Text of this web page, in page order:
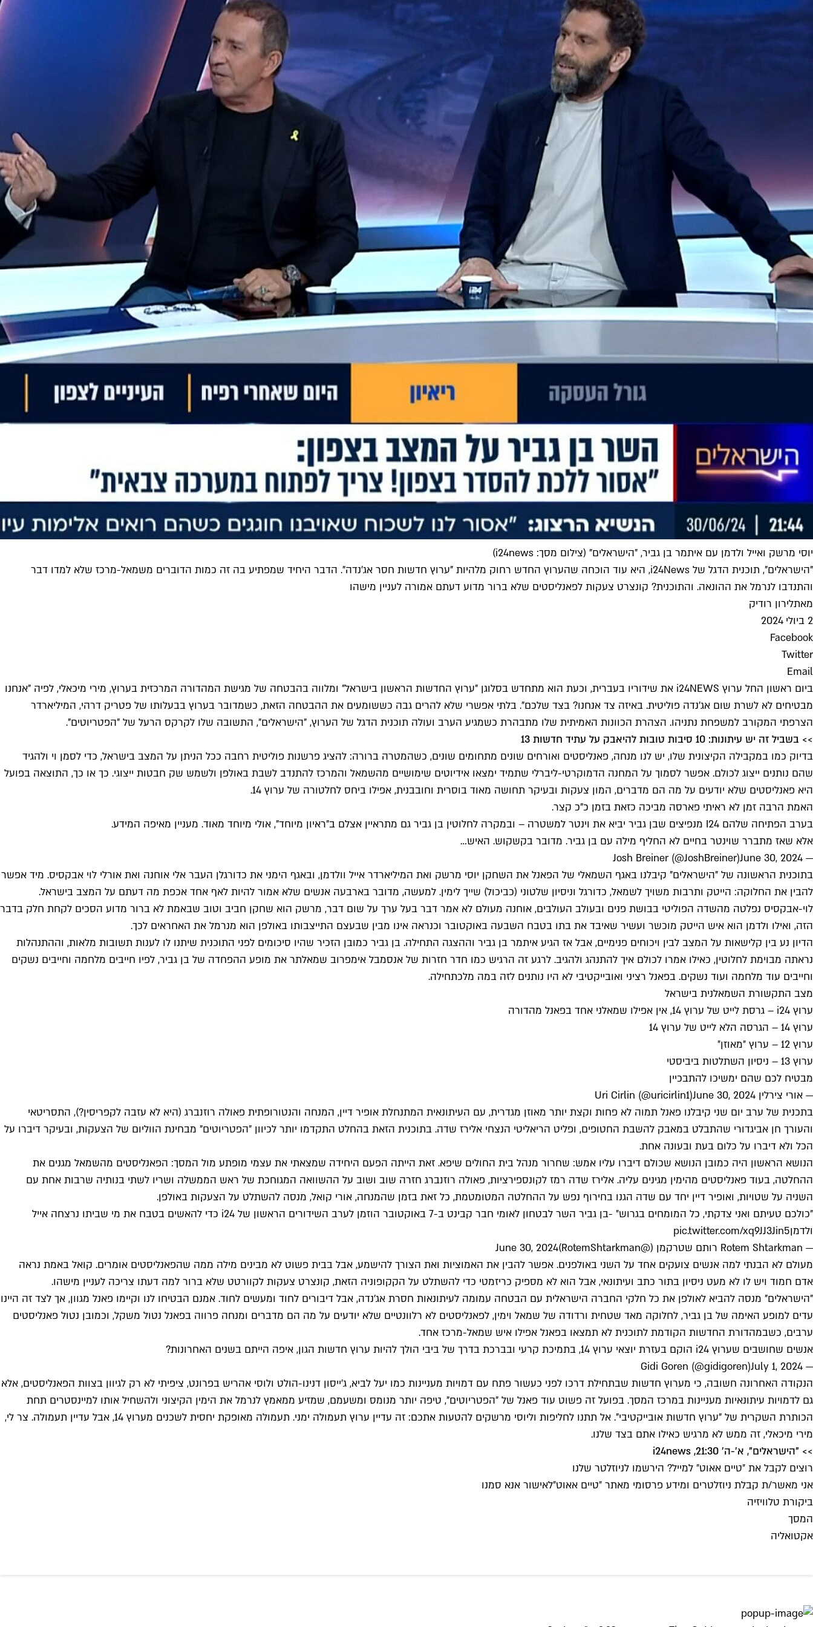
יוסי מרשק ואייל ולדמן עם איתמר בן גביר, "הישראלים" (צילום מסך: i24news)
"הישראלים", תוכנית הדגל של i24News, היא עוד הוכחה שהערוץ החדש רחוק מלהיות "ערוץ חדשות חסר אג'נדה". הדבר היחיד שמפתיע בה זה כמות הדוברים משמאל-מרכז שלא למדו דבר
והתנדבו לנרמל את ההונאה. והתוכנית? קונצרט צעקות לפאנליסטים שלא ברור מדוע דעתם אמורה לעניין מישהו
מאתלירון רודיק
2 ביולי 2024
Facebook
Twitter
Email
ביום ראשון החל ערוץ i24NEWS את שידוריו בעברית, וכעת הוא מתחדש בסלוגן "ערוץ החדשות הראשון בישראל" ומלווה בהבטחה של מגישת המהדורה המרכזית בערוץ, מירי מיכאלי, לפיה "אנחנו
מבטיחים לא לשרת שום אג'נדה פוליטית. באיזה צד אנחנו? בצד שלכם". בלתי אפשרי שלא להרים גבה כששומעים את ההבטחה הזאת, כשמדובר בערוץ בבעלותו של פטריק דרהי, המיליארדר
הצרפתי המקורב למשפחת נתניהו. הצהרת הכוונות האמיתית שלו מתבהרת כשמגיע הערב ועולה תוכנית הדגל של הערוץ, "הישראלים", התשובה שלו לקרקס הרעל של "הפטריוטים".
>> בשביל זה יש עיתונות: 10 סיבות טובות להיאבק על עתיד חדשות 13
בדיוק כמו במקבילה הקיצונית שלו, יש לנו מנחה, פאנליסטים ואורחים שונים מתחומים שונים, כשהמטרה ברורה: להציג פרשנות פוליטית רחבה ככל הניתן על המצב בישראל, כדי לסמן וי ולהגיד
שהם נותנים ייצוג לכולם. אפשר לסמוך על המחנה הדמוקרטי-ליברלי שתמיד ימצאו אידיוטים שימושיים מהשמאל והמרכז להתנדב לשבת באולפן ולשמש שק חבטות ייצוגי. כך או כך, התוצאה בפועל
היא פאנליסטים שלא יודעים על מה הם מדברים, המון צעקות ובעיקר תחושה מאוד בוסרית וחובבנית, אפילו ביחס לחלטורה של ערוץ 14.
האמת הרבה זמן לא ראיתי פארסה מביכה כזאת בזמן כ"כ קצר.
בערב הפתיחה שלהם I24 מנפיצים שבן גביר יביא את וינטר למשטרה – ובמקרה לחלוטין בן גביר גם מתראיין אצלם ב"ראיון מיוחד", אולי מיוחד מאוד. מעניין מאיפה המידע.
אלא שאז מתברר שוינטר בחיים לא החליף מילה עם בן גביר. מדובר בקשקוש. האיש…
— Josh Breiner (@JoshBreiner)
June 30, 2024
בתוכנית הראשונה של "הישראלים" קיבלנו באגף השמאלי של הפאנל את השחקן יוסי מרשק ואת המיליארדר אייל וולדמן, ובאגף הימני את כדורגלן העבר אלי אוחנה ואת אורלי לוי אבקסיס. מיד אפשר
להבין את החלוקה: הייטק ותרבות משויך לשמאל, כדורגל וניסיון שלטוני (כביכול) שייך לימין. למעשה, מדובר בארבעה אנשים שלא אמור להיות לאף אחד אכפת מה דעתם על המצב בישראל.
לוי-אבקסיס נפלטה מהשדה הפוליטי בבושת פנים ובעולב העולבים, אוחנה מעולם לא אמר דבר בעל ערך על שום דבר, מרשק הוא שחקן חביב וטוב שבאמת לא ברור מדוע הסכים לקחת חלק בדבר
הזה, ואילו ולדמן הוא איש הייטק מוכשר ועשיר שאיבד את בתו בטבח השבעה באוקטובר וכנראה אינו מבין שבעצם התייצבותו באולפן הוא מנרמל את האחראים לכך.
הדיון נע בין קלישאות על המצב לבין ויכוחים פנימיים, אבל אז הגיע איתמר בן גביר וההצגה התחילה. בן גביר כמובן הזכיר שהיו סיכומים לפני התוכנית שיתנו לו לענות תשובות מלאות, וההתנהלות
נראתה מבוימת לחלוטין, כאילו אמרו לכולם איך להתנהג ולהגיב. לרגע זה הרגיש כמו חדר חזרות של אנסמבל אימפרוב שמאלתר את מופע ההפחדה של בן גביר, לפיו חייבים מלחמה וחייבים נשקים
וחייבים עוד מלחמה ועוד נשקים. בפאנל רציני ואובייקטיבי לא היו נותנים לזה במה מלכתחילה.
מצב התקשורת השמאלנית בישראל
ערוץ i24 – גרסת לייט של ערוץ 14, אין אפילו שמאלני אחד בפאנל מהדורה
ערוץ 14 – הגרסה הלא לייט של ערוץ 14
ערוץ 12 – ערוץ ״מאוזן״
ערוץ 13 – ניסיון השתלטות ביביסטי
מבטיח לכם שהם ימשיכו להתבכיין
— אורי צירלין Uri Cirlin (@uricirlin1) June 30, 2024
בתכנית של ערב יום שני קיבלנו פאנל תמוה לא פחות וקצת יותר מאוזן מגדרית, עם העיתונאית המתנחלת אופיר דיין, המנחה והנטורופתית פאולה רוזנברג (היא לא עזבה לקפריסין?), התסריטאי
והעורך חן אביגדורי שהתבלט במאבק להשבת החטופים, ופליט הריאליטי הנצחי אלירז שדה. בתוכנית הזאת בהחלט התקדמו יותר לכיוון "הפטריוטים" מבחינת הווליום של הצעקות, ובעיקר דיברו על
הכל ולא דיברו על כלום בעת ובעונה אחת.
הנושא הראשון היה כמובן הנושא שכולם דיברו עליו אמש: שחרור מנהל בית החולים שיפא. זאת הייתה הפעם היחידה שמצאתי את עצמי מופתע מול המסך: הפאנליסטים מהשמאל מגנים את
ההחלטה, בעוד פאנליסטים מהימין מגינים עליה. אלירז שדה רמז לקונספירציות, פאולה רוזנברג חזרה שוב ושוב על ההשוואה המגוחכת של ראש הממשלה ושריו לשתי בנותיה שרבות אחת עם
השניה על שטויות, ואופיר דיין יחד עם שדה הגנו בחירוף נפש על ההחלטה המטומטמת, כל זאת בזמן שהמנחה, אורי קואל, מנסה להשתלט על הצעקות באולפן.
״כולכם טעיתם ואני צדקתי, כל המומחים בגרוש״ -בן גביר השר לבטחון לאומי חבר קבינט ב-7 באוקטובר הוזמן לערב השידורים הראשון של i24 כדי להאשים בטבח את מי שביתו נרצחה אייל
ולדמןpic.twitter.com/xq9JJ3Jin5
— Rotem Shtarkman רותם שטרקמן (@RotemShtarkman)
June 30, 2024
מעולם לא הבנתי למה אנשים צועקים אחד על השני באולפנים. אפשר להבין את האמוציות ואת הצורך להישמע, אבל בבית פשוט לא מבינים מילה ממה שהפאנליסטים אומרים. קואל באמת נראה
אדם חמוד ויש לו לא מעט ניסיון בתור כתב ועיתונאי, אבל הוא לא מספיק כריזמטי כדי להשתלט על הקקופוניה הזאת, קונצרט צעקות לקוורטט שלא ברור למה דעתו צריכה לעניין מישהו.
"הישראלים" מנסה להביא לאולפן את כל חלקי החברה הישראלית עם הבטחה עמומה לעיתונאות חסרת אג'נדה, אבל דיבורים לחוד ומעשים לחוד. אמנם הבטיחו לנו וקיימו פאנל מגוון, אך לצד זה היינו
עדים למופע האימה של בן גביר, לחלוקה מאד שטחית ורדודה של שמאל וימין, לפאנליסטים לא רלוונטיים שלא יודעים על מה הם מדברים ומנחה פרווה בפאנל נטול משקל, וכמובן נטול פאנליסטים
ערבים, כשבמהדורת החדשות הקודמת לתוכנית לא תמצאו בפאנל אפילו איש שמאל-מרכז אחד.
אנשים שחושבים שערוץ i24 הוקם בעזרת יוצאי ערוץ 14, בתמיכת קרעי ובברכת בדרך של ביבי הולך להיות ערוץ חדשות הגון, איפה הייתם בשנים האחרונות?
— Gidi Goren (@gidigoren)
July 1, 2024
הנקודה האחרונה חשובה, כי מערוץ חדשות שבתחילת דרכו לפני כעשור פתח עם דמויות מעניינות כמו יעל לביא, ג'ייסון דנינו-הולט ולוסי אהריש בפרונט, ציפיתי לא רק לגיוון בצוות הפאנליסטים, אלא
גם לדמויות עיתונאיות מעניינות במרכז המסך. בפועל זה פשוט עוד פאנל של "הפטריוטים", טיפה יותר מנומס ומשעמם, שמזיע ממאמץ לנרמל את הימין הקיצוני ולהשחיל אותו למיינסטרים תחת
הכותרת השקרית של "ערוץ חדשות אובייקטיבי". אל תתנו לחליפות וליוסי מרשקים להטעות אתכם: זה עדיין ערוץ תעמולה ימני. תעמולה מאופקת יחסית לשכנים מערוץ 14, אבל עדיין תעמולה. צר לי,
מירי מיכאלי, זה ממש לא מרגיש כאילו אתם בצד שלנו.
>> "הישראלים", א'-ה' 21:30, i24news
רוצים לקבל את ״טיים אאוט״ למייל? הירשמו לניוזלטר שלנו
אני מאשר/ת קבלת ניוזלטרים ומידע פרסומי מאתר ״טיים אאוט״לאישור אנא סמנו
ביקורת טלוויזיה
המסך
אקטואליה